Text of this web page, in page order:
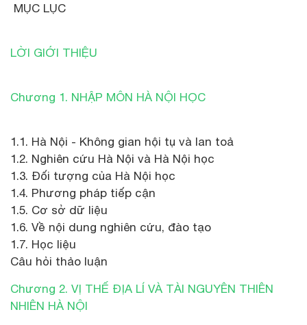
MỤC LỤC
LỜI GIỚI THIỆU
Chương 1. NHẬP MÔN HÀ NỘI HỌC
1.1. Hà Nội - Không gian hội tụ và lan toả
1.2. Nghiên cứu Hà Nội và Hà Nội học
1.3. Đối tượng của Hà Nội học
1.4. Phương pháp tiếp cận
1.5. Cơ sở dữ liệu
1.6. Về nội dung nghiên cứu, đào tạo
1.7. Học liệu
Câu hỏi thảo luận
Chương 2. VỊ THẾ ĐỊA LÍ VÀ TÀI NGUYÊN THIÊN
NHIÊN HÀ NỘI